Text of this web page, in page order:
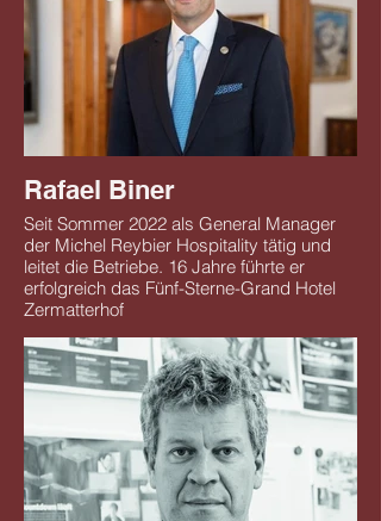
Rafael Biner
Seit Sommer 2022 als General Manager
der Michel Reybier Hospitality tätig und
leitet die Betriebe. 16 Jahre führte er
erfolgreich das Fünf-Sterne-Grand Hotel
Zermatterhof